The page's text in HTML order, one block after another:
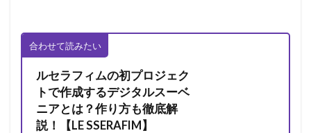
合わせて読みたい
ルセラフィムの初プロジェク
トで作成するデジタルスーベ
ニアとは？作り方も徹底解
説！【LE SSERAFIM】